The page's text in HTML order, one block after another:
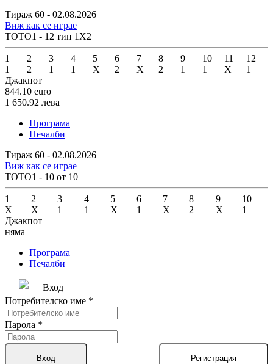
Тираж 60 - 02.08.2026
Виж как се играе
ТОТО1 - 12 тип 1X2
1
1
2
2
3
1
4
1
5
X
6
2
7
X
8
2
9
1
10
1
11
X
12
1
Джакпот
844.10 euro
1 650.92 лева
Програма
Печалби
Тираж 60 - 02.08.2026
Виж как се играе
ТОТО1 - 10 от 10
1
X
2
X
3
1
4
1
5
X
6
1
7
X
8
2
9
X
10
1
Джакпот
няма
Програма
Печалби
Вход
Потребителско име *
Парола *
Вход Регистрация